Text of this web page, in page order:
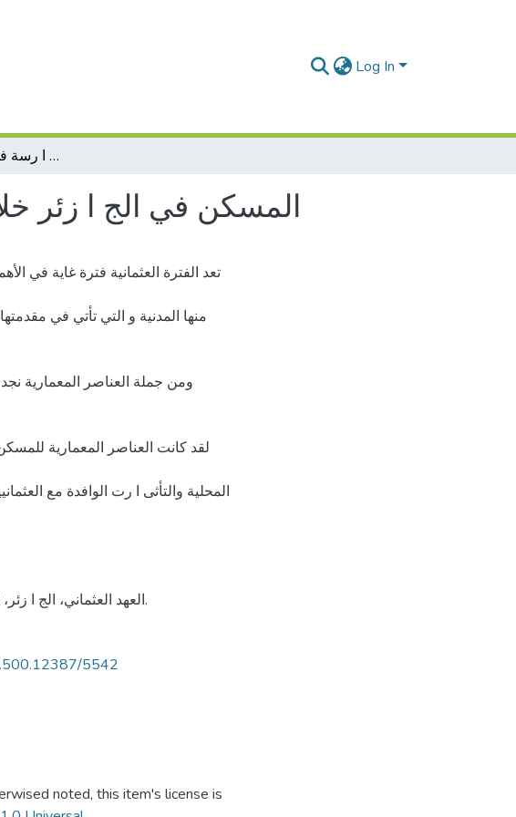
Log In
المسكن في الج ا زئر خلال العهد العثماني؛ د ا رسة في عناصره المعماریة
المسكن في الج ا زئر
تعد الفترة العثمانیة فترة غایة في
منها المدنیة و التي تأتي في
ومن جملة العناصر المعماریة
لقد كانت العناصر المعماریة
المحلیة والتأثی ا رت الوافدة مع
العهد العثماني، الج ا زئر، العمارة المدنیة، المسكن، العناصر المعماریة.
5542
noted, this item's license is